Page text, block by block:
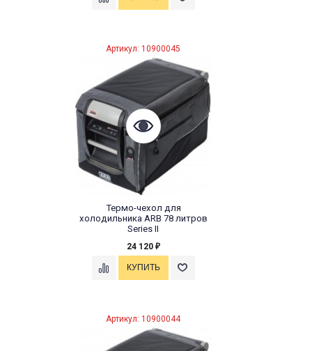
Артикул: 10900045
Термо-чехол для
холодильника ARB 78 литров
Series II
24 120 ₽
Артикул: 10900044